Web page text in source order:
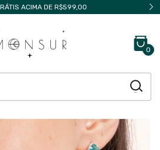
ACIMA DE R$599,00
0